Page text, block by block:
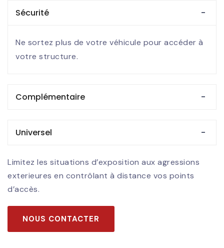
Sécurité
Ne sortez plus de votre véhicule pour accéder à
votre structure.
Complémentaire
Universel
Limitez les situations d’exposition aux agressions
exterieures en contrôlant à distance vos points
d’accès.
NOUS CONTACTER